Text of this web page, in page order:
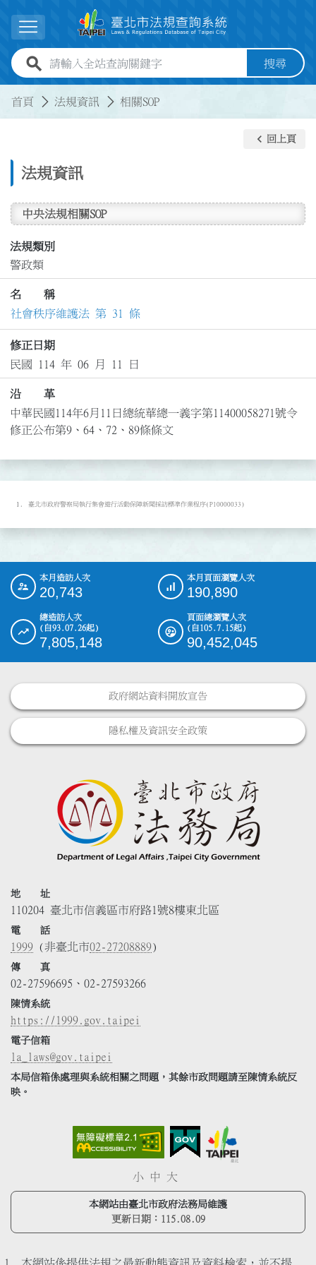
展開選單
全站查詢關鍵字欄位 搜尋
首頁 法規資訊 相關SOP
法規資訊
keyboard_arrow_left 回上頁
中央法規相關SOP
法規類別
警政類
名 稱
社會秩序維護法 第 31 條
修正日期
民國 114 年 06 月 11 日
沿 革
中華民國114年6月11日總統華總一義字第11400058271號令
修正公布第9、64、72、89條條文
臺北市政府警察局執行集會遊行活動保障新聞採訪標準作業程序(P10000033)
::: 本月造訪人次
20,743
本月頁面瀏覽人次
190,890
總造訪人次
(自93.07.26起)
7,805,148
頁面總瀏覽人次
(自105.7.15起)
90,452,045
政府網站資料開放宣告
隱私權及資訊安全政策
地 址
110204 臺北市信義區市府路1號8樓東北區
電 話
1999 (非臺北市02-27208889)
傳 真
02-27596695、02-27593266
陳情系統
https://1999.gov.taipei
電子信箱
la_laws@gov.taipei
本局信箱係處理與系統相關之問題，其餘市政問題請至陳情系統反
映。
小 中 大
本網站由臺北市政府法務局維護
更新日期： 115.08.09
本網站係提供法規之最新動態資訊及資料檢索，並不提